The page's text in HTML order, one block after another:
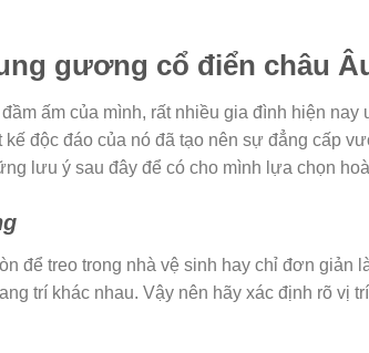
gương cổ điển châu
ấm của mình, rất nhiều gia đình hiện
độc đáo của nó đã tạo nên sự đẳng cấp
lưu ý sau đây để có cho mình lựa chọn
để treo trong nhà vệ sinh hay chỉ đơn giản
trí khác nhau. Vậy nên hãy xác định rõ vị